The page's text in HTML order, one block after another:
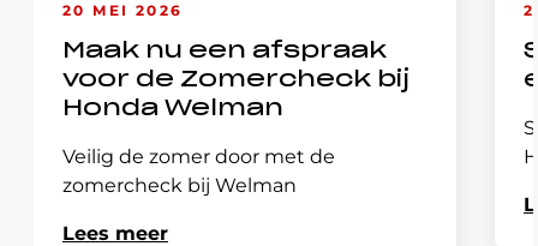
20 MEI 2026
Maak nu een afspraak
voor de Zomercheck bij
Honda Welman
Veilig de zomer door met de
zomercheck bij Welman
Lees meer